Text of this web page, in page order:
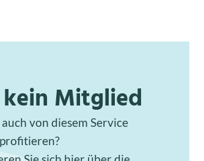
Mitglied
von diesem Service
profitieren?